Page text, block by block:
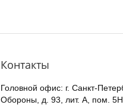
Контакты
Головной офис: г. Санкт-
Обороны, д. 93, лит. А, пом. 5Н